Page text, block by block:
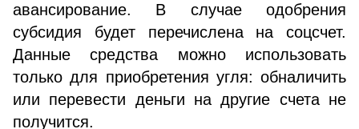
авансирование. В случае одобрения
субсидия будет перечислена на соцсчет.
Данные средства можно использовать
только для приобретения угля: обналичить
или перевести деньги на другие счета не
получится.